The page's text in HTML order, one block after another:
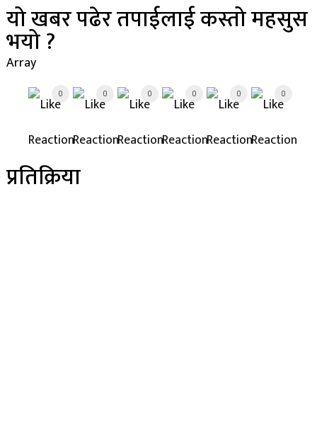
यो खबर पढेर तपाईलाई कस्तो महसुस
भयो ?
Array
0 0 0 0 0 0
प्रतिक्रिया